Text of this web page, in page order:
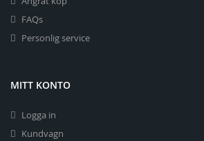
FAQs
Personlig service
MITT KONTO
Logga in
Kundvagn